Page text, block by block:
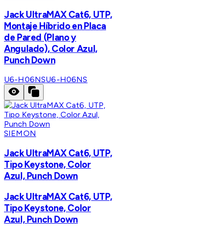
Jack UltraMAX Cat6, UTP,
Montaje Híbrido en Placa
de Pared (Plano y
Angulado), Color Azul,
Punch Down
U6-H06NSU6-H06NS
SIEMON
Jack UltraMAX Cat6, UTP,
Tipo Keystone, Color
Azul, Punch Down
Jack UltraMAX Cat6, UTP,
Tipo Keystone, Color
Azul, Punch Down